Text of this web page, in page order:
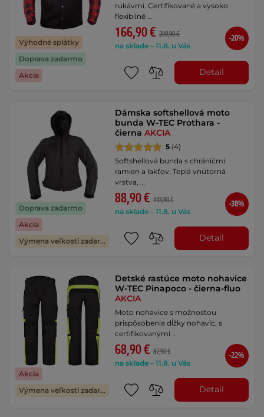
Výhodné splátky
Doprava zadarmo
Akcia
rukávmi. Certifikované a vysoko
flexibilné …
166,90 € 209,90 €
na sklade – 11.8. u Vás
-20%
Detail
Doprava zadarmo
Akcia
Výmena veľkosti zadarmo
Dámska softshellová moto
bunda W-TEC Prothara -
čiernaAKCIA
5 (4)
Softshellová bunda s chráničmi
ramien a lakťov. Teplá vnútorná
vrstva, …
88,90 € 143,90 €
na sklade – 11.8. u Vás
-38%
Detail
Akcia
Výmena veľkosti zadarmo
Detské rastúce moto nohavice
W-TEC Pinapoco - čierna-fluo
AKCIA
Moto nohavice s možnosťou
prispôsobenia dĺžky nohavíc, s
certifikovanými …
68,90 € 87,90 €
na sklade – 11.8. u Vás
-22%
Detail